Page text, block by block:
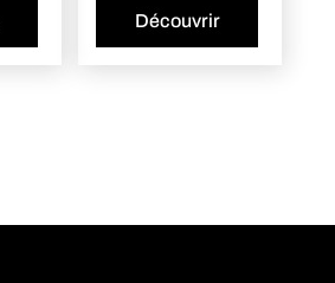
Découvrir